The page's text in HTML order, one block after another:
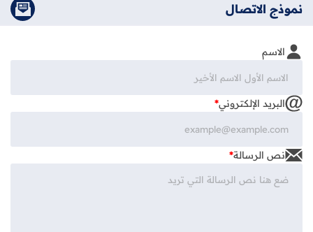
نموذج الاتصال
الاسم
البريد الإلكتروني*
نص الرسالة*